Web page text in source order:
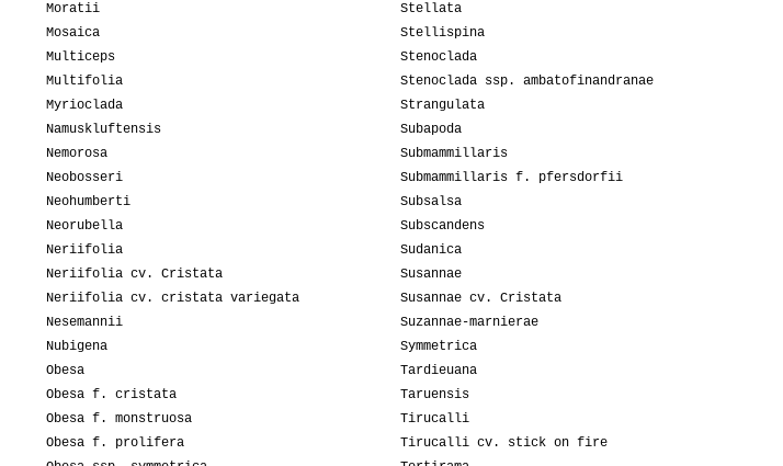
Moratii
Mosaica
Multiceps
Multifolia
Myrioclada
Namuskluftensis
Nemorosa
Neobosseri
Neohumberti
Neorubella
Neriifolia
Neriifolia cv. Cristata
Neriifolia cv. cristata variegata
Nesemannii
Nubigena
Obesa
Obesa f. cristata
Obesa f. monstruosa
Obesa f. prolifera
Stellata
Stellispina
Stenoclada
Stenoclada ssp. ambatofinandranae
Strangulata
Subapoda
Submammillaris
Submammillaris f. pfersdorfii
Subsalsa
Subscandens
Sudanica
Susannae
Susannae cv. Cristata
Suzannae-marnierae
Symmetrica
Tardieuana
Taruensis
Tirucalli
Tirucalli cv. stick on fire